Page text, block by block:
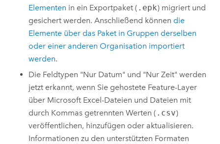
Elementen in ein Exportpaket ( .epk) migriert und
gesichert werden. Anschließend können die
Elemente über das Paket in Gruppen derselben
oder einer anderen Organisation importiert
werden.
Die Feldtypen "Nur Datum" und "Nur Zeit" werden
jetzt erkannt, wenn Sie gehostete Feature-Layer
über Microsoft Excel-Dateien und Dateien mit
durch Kommas getrennten Werten ( .csv)
veröffentlichen, hinzufügen oder aktualisieren.
Informationen zu den unterstützten Formaten